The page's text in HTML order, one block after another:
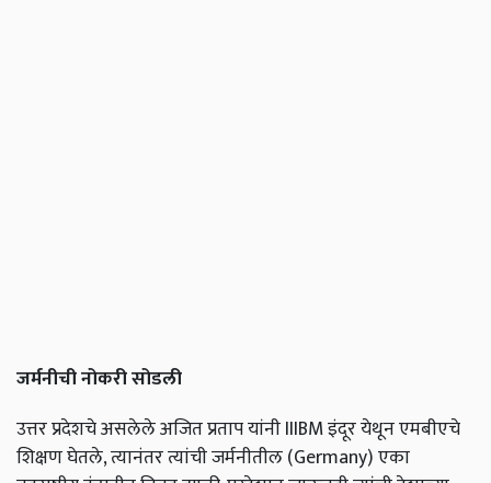
जर्मनीची नोकरी सोडली
उत्तर प्रदेशचे असलेले अजित प्रताप यांनी IIIBM इंदूर येथून एमबीएचे
शिक्षण घेतले, त्यानंतर त्यांची जर्मनीतील (Germany) एका